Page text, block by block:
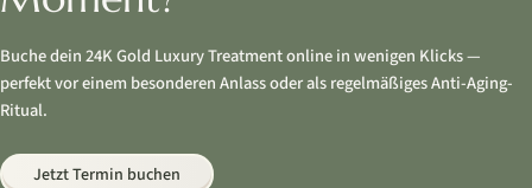
Buche dein 24K Gold Luxury Treatment online in wenigen Klicks —
perfekt vor einem besonderen Anlass oder als regelmäßiges Anti-Aging-
Ritual.
Jetzt Termin buchen